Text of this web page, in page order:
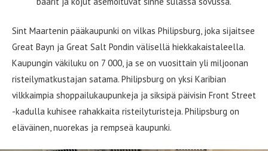
Sint Maartenin pääkaupunki on vilkas Philipsburg, joka sijaitsee
Great Bayn ja Great Salt Pondin välisellä hiekkakaistaleella.
Kaupungin väkiluku on 7 000, ja se on vuosittain yli miljoonan
risteilymatkustajan satama. Philipsburg on yksi Karibian
vilkkaimpia shoppailukaupunkeja ja siksipä päivisin Front Street
-kadulla kuhisee rahakkaita risteilyturisteja. Philipsburg on
eläväinen, nuorekas ja rempseä kaupunki.